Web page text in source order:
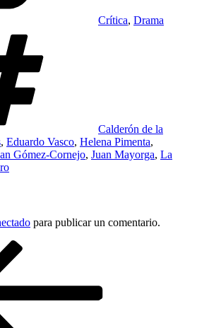
Crítica, Drama
Calderón de la
, Eduardo Vasco, Helena Pimenta,
Gómez-Cornejo, Juan Mayorga, La
para publicar un comentario.